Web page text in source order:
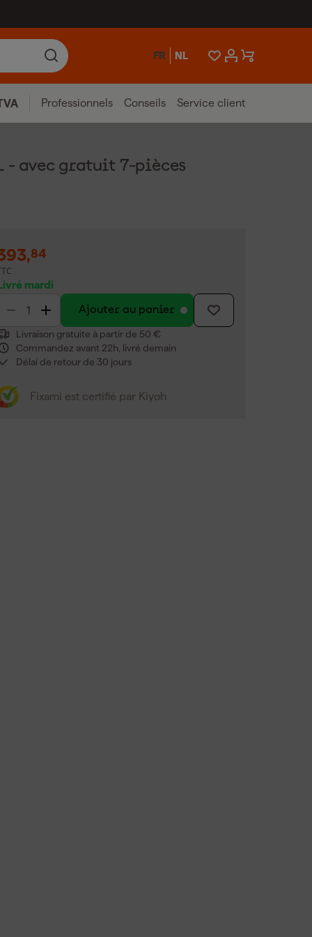
FR NL
Professionnels Conseils Service client
- avec gratuit 7-pièces
,84
mardi
Ajouter au panier
Livraison gratuite à partir de 50 €
Commandez avant 22h, livré demain
Délai de retour de 30 jours
Fixami est certifié par Kiyoh